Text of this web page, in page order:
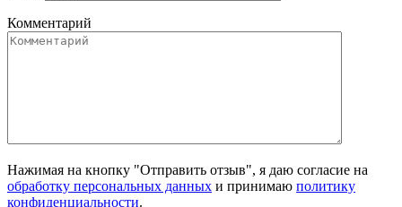
Комментарий
Нажимая на кнопку "Отправить отзыв", я даю согласие на
обработку персональных данных и принимаю политику
конфиденциальности.